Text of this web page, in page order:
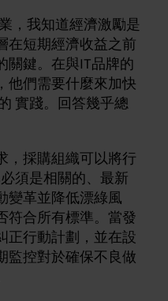
，我知道經濟激勵是
在短期經濟收益之前
關鍵。在與IT品牌的
他們需要什麼來加快
實踐。回答幾乎總
，採購組織可以將行
須是相關的、最新
變革並降低漂綠風
符合所有標準。當發
正行動計劃，並在設
監控對於確保不良做